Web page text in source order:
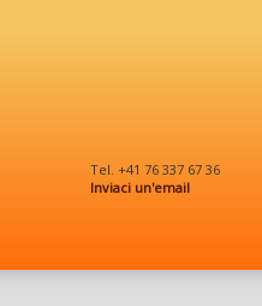
Tel. +41 76 337 67 36
Inviaci un'email